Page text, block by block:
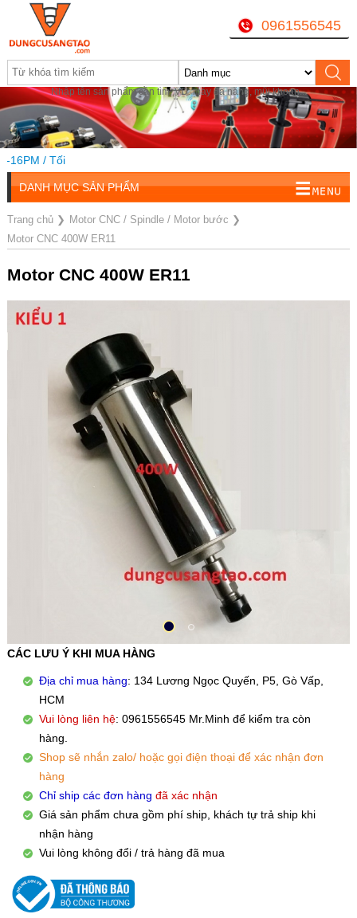
Nhập tên sản phẩm cần tìm, VD: máy đa năng, mũi khoan...
0961556545
/ Tối
DANH MỤC SẢN PHẨM
Trang chủ❯ Motor CNC / Spindle / Motor bước ❯
Motor CNC 400W ER11
Motor CNC 400W ER11
CÁC LƯU Ý KHI MUA HÀNG
Địa chỉ mua hàng: 134 Lương Ngọc Quyến, P5, Gò Vấp,
HCM
Vui lòng liên hệ: 0961556545 Mr.Minh để kiểm tra còn
hàng.
Shop sẽ nhắn zalo/ hoặc gọi điện thoại để xác nhận đơn
hàng
Chỉ ship các đơn hàng đã xác nhận
Giá sản phẩm chưa gồm phí ship, khách tự trả ship khi
nhận hàng
Vui lòng không đổi / trả hàng đã mua